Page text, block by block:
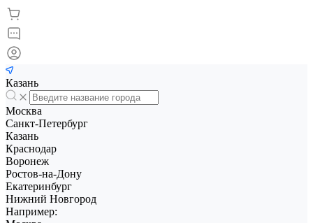
Казань
Москва
Санкт-Петербург
Казань
Краснодар
Воронеж
Ростов-на-Дону
Екатеринбург
Нижний Новгород
Например: